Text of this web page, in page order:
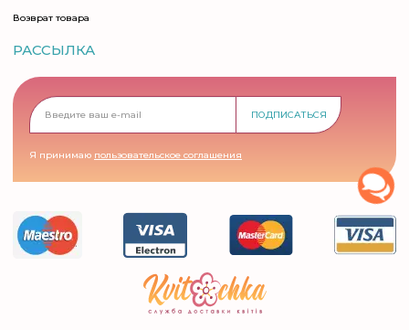
Возврат товара
РАССЫЛКА
ПОДПИСАТЬСЯ
Я принимаю пользовательское соглашения